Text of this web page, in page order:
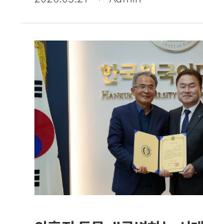
경쟁력을 인정받고 있으며, 실무 중심
그리고 30여 개국 이상 대학 및 기관
글로벌 인재 양성에 주력하고 있다.한
예방에 앞서 캠퍼스 투어를 통해 본교
직접 참관하며, 우리 대학의 글로벌 교
시간을 가졌다.출처 : HUFS Today
대상 공동 교과 비교과 과정을 운영할
재학생간 협력 및 소통 능력 강화에
모색할 계획이다. 이를 통해 대학 간 교
생태계 강화, 전공자율선택제 공동교
인증, 협력형 문제해결 학습 경험을 통
자기주도적 학습역량 강화 등에 힘쓸
대학은 교과 비교과프로그램 공동운
페스티벌 개최 등 다양한 성과확산 활
중심으로 추진할 계획이다.강기훈 총장은 이번 협약을 통
동대문구 관내 3개 대학의 공동교육과